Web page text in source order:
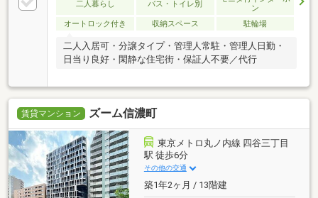
二人暮らし バス・トイレ別
ン
オートロック付き
収納スペース 駐輪場
二人入居可・分譲タイプ・管理人常駐・管理人日勤・
日当り良好・閑静な住宅街・保証人不要／代行
賃貸マンション ズーム信濃町
東京メトロ丸ノ内線 四谷三丁目
駅 徒歩6分
その他の交通
築1年2ヶ月 / 13階建